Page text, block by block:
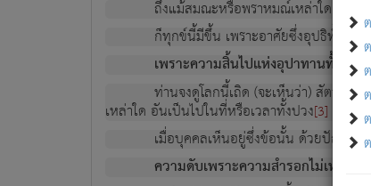
ถึงแม้สมณะหรือพราหมณ์เหล่าใด กล่า
ก็ทุกข์นี้มีขึ้น เพราะอาศัยซึ่งอุปธิทั้งปวง.
เพราะความสิ้นไปแห่งอุปาทานทั้งปว
ท่านจงดูโลกนี้เถิด (จะเห็นว่า) สัตว์ทั้
เหล่าใด อันเป็นไปในที่หรือเวลาทั้งปวง[3] เพื่อ
เมื่อบุคคลเห็นอยู่ซึ่งข้อนั้น ด้วยปัญญาอั
ความดับเพราะความสำรอกไม่เหลือ